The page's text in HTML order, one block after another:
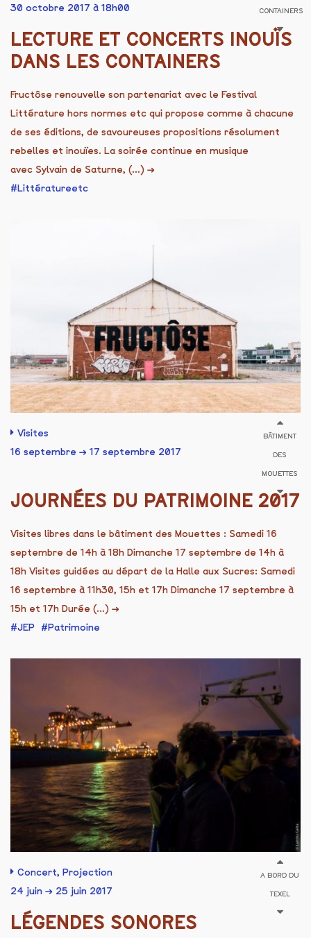
30 octobre 2017 à 18h00
CONTAINERS
LECTURE ET CONCERTS INOUÏS
DANS LES CONTAINERS
Fructôse renouvelle son partenariat avec le Festival
Littérature hors normes etc qui propose comme à chacune
de ses éditions, de savoureuses propositions résolument
rebelles et inouïes. La soirée continue en musique
avec Sylvain de Saturne, (...) →
Littératureetc
Visites
16 septembre → 17 septembre 2017
BÂTIMENT
DES
MOUETTES
JOURNÉES DU PATRIMOINE 2017
Visites libres dans le bâtiment des Mouettes : Samedi 16
septembre de 14h à 18h Dimanche 17 septembre de 14h à
18h Visites guidées au départ de la Halle aux Sucres: Samedi
16 septembre à 11h30, 15h et 17h Dimanche 17 septembre à
15h et 17h Durée (...) →
JEP
Patrimoine
Concert, Projection
24 juin → 25 juin 2017
A BORD DU
TEXEL
LÉGENDES SONORES